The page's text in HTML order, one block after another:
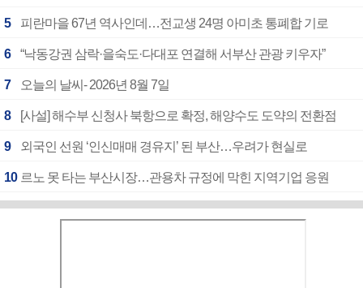
5 피란마을 67년 역사인데…전교생 24명 아미초 통폐합 기로
6 “낙동강권 삼락·을숙도·다대포 연결해 서부산 관광 키우자”
7 오늘의 날씨- 2026년 8월 7일
8 [사설] 해수부 신청사 북항으로 확정, 해양수도 도약의 전환점
9 외국인 선원 ‘인신매매 경유지’ 된 부산…우려가 현실로
10 르노 못 타는 부산시장…관용차 규정에 막힌 지역기업 응원